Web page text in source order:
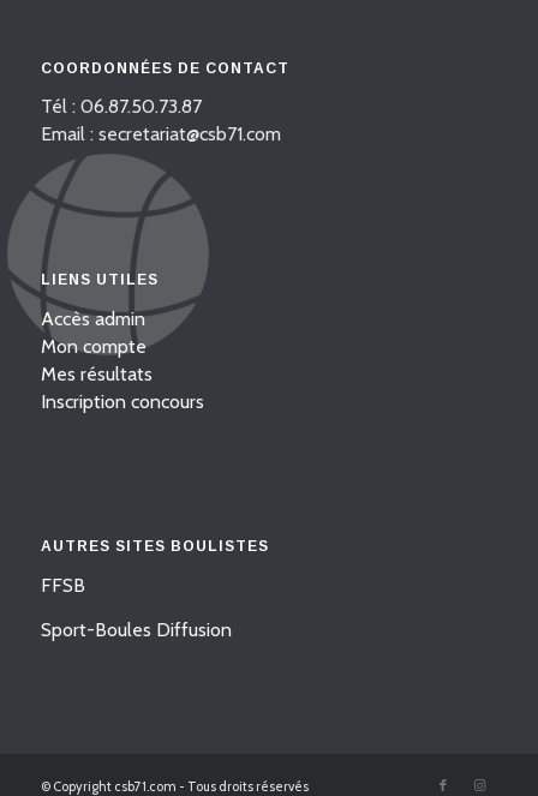
COORDONNÉES DE CONTACT
Tél : 06.87.50.73.87
Email : secretariat@csb71.com
LIENS UTILES
Accès admin
Mon compte
Mes résultats
Inscription concours
AUTRES SITES BOULISTES
FFSB
Sport-Boules Diffusion
© Copyright csb71.com - Tous droits réservés